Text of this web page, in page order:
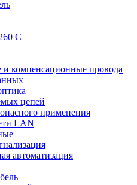
С
и компенсационные провода
цепей
применения
LAN
автоматизация